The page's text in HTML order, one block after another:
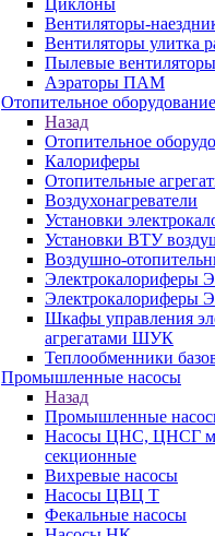
Циклоны
Вентиляторы-
Вентиляторы улитка
Пылевые вентиляторы
Аэраторы ПАМ
Отопительное оборудование
Назад
Отопительное
Калориферы
Отопительные
Воздухонагреватели
Установки
Установки ВТУ
Воздушно-
Электрокалориферы
Электрокалориферы
Шкафы управления
агрегатами ШУК
Теплообменники
Промышленные насосы
Назад
Промышленные
Насосы ЦНС, ЦНСГ
секционные
Вихревые насосы
Насосы ЦВЦ Т
Фекальные насосы